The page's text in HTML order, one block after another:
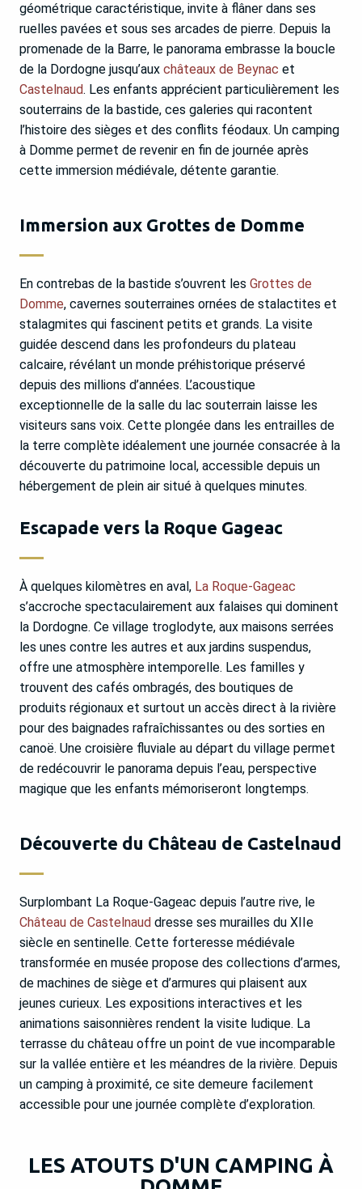
géométrique caractéristique, invite à flâner dans ses
ruelles pavées et sous ses arcades de pierre. Depuis la
promenade de la Barre, le panorama embrasse la boucle
de la Dordogne jusqu’aux châteaux de Beynac et
Castelnaud. Les enfants apprécient particulièrement les
souterrains de la bastide, ces galeries qui racontent
l’histoire des sièges et des conflits féodaux. Un camping
à Domme permet de revenir en fin de journée après
cette immersion médiévale, détente garantie.
Immersion aux Grottes de Domme
En contrebas de la bastide s’ouvrent les Grottes de
Domme, cavernes souterraines ornées de stalactites et
stalagmites qui fascinent petits et grands. La visite
guidée descend dans les profondeurs du plateau
calcaire, révélant un monde préhistorique préservé
depuis des millions d’années. L’acoustique
exceptionnelle de la salle du lac souterrain laisse les
visiteurs sans voix. Cette plongée dans les entrailles de
la terre complète idéalement une journée consacrée à la
découverte du patrimoine local, accessible depuis un
hébergement de plein air situé à quelques minutes.
Escapade vers la Roque Gageac
À quelques kilomètres en aval, La Roque-Gageac
s’accroche spectaculairement aux falaises qui dominent
la Dordogne. Ce village troglodyte, aux maisons serrées
les unes contre les autres et aux jardins suspendus,
offre une atmosphère intemporelle. Les familles y
trouvent des cafés ombragés, des boutiques de
produits régionaux et surtout un accès direct à la rivière
pour des baignades rafraîchissantes ou des sorties en
canoë. Une croisière fluviale au départ du village permet
de redécouvrir le panorama depuis l’eau, perspective
magique que les enfants mémoriseront longtemps.
Découverte du Château de Castelnaud
Surplombant La Roque-Gageac depuis l’autre rive, le
Château de Castelnaud dresse ses murailles du XIIe
siècle en sentinelle. Cette forteresse médiévale
transformée en musée propose des collections d’armes,
de machines de siège et d’armures qui plaisent aux
jeunes curieux. Les expositions interactives et les
animations saisonnières rendent la visite ludique. La
terrasse du château offre un point de vue incomparable
sur la vallée entière et les méandres de la rivière. Depuis
un camping à proximité, ce site demeure facilement
accessible pour une journée complète d’exploration.
LES ATOUTS D'UN CAMPING À